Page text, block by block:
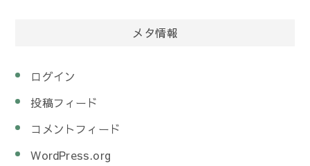
メタ情報
ログイン
投稿フィード
コメントフィード
WordPress.org